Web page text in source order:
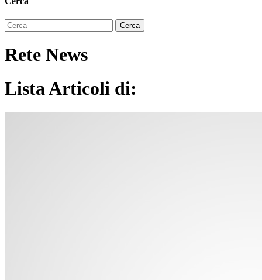
Rete News
Lista Articoli di: